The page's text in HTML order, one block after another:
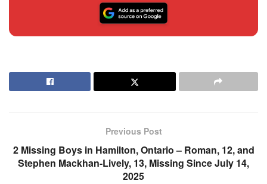
Previous Post
2 Missing Boys in Hamilton, Ontario – Roman, 12, and
Stephen Mackhan-Lively, 13, Missing Since July 14,
2025